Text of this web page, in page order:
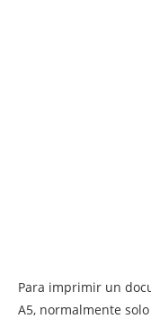
Para imprimir un
A5, normalmente